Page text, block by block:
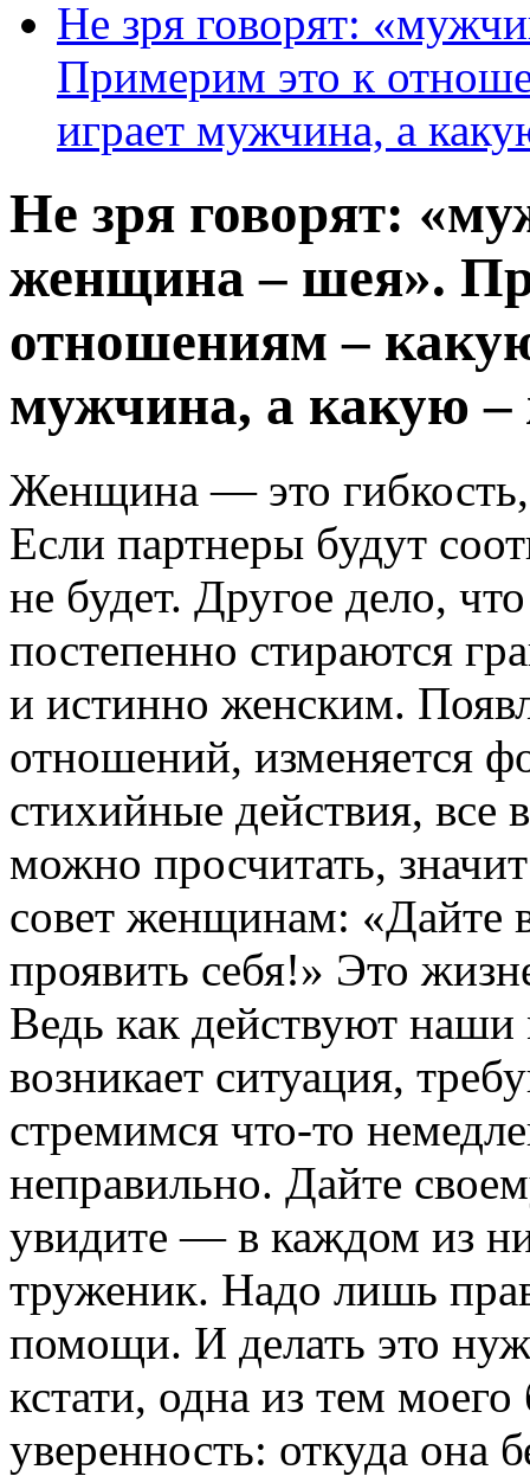
Не зря говорят:
Примерим это к
играет мужчина, а
Не зря говорят:
женщина – шея».
отношениям –
мужчина, а какую
Женщина — это
Если партнеры будут
не будет. Другое дело,
постепенно стираются
и истинно женским.
отношений, изменяется
стихийные действия, все
можно просчитать,
совет женщинам: «Дайте
проявить себя!» Это
Ведь как действуют
возникает ситуация,
стремимся что-то
неправильно. Дайте
увидите — в каждом из
труженик. Надо лишь
помощи. И делать это
кстати, одна из тем
уверенность: откуда она